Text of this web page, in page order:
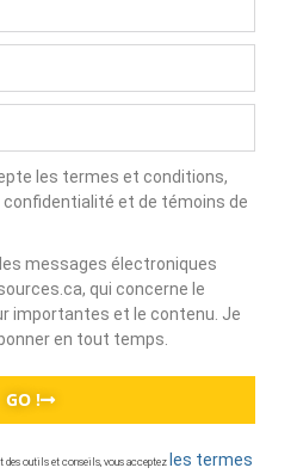
les termes et conditions,
confidentialité et de témoins de
messages électroniques
qui concerne le
importantes et le contenu. Je
en tout temps.
GO !
des outils et conseils, vous acceptez les termes